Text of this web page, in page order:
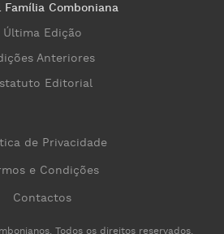
Família Comboniana
Última Edição
Anteriores
Editorial
Todos os direitos reservados.
de Privacidade
e Condições
Contactos